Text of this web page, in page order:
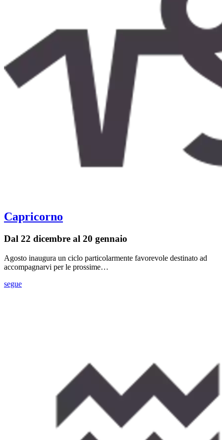
Capricorno
Dal 22 dicembre al 20 gennaio
Agosto inaugura un ciclo particolarmente favorevole destinato ad
accompagnarvi per le prossime…
segue